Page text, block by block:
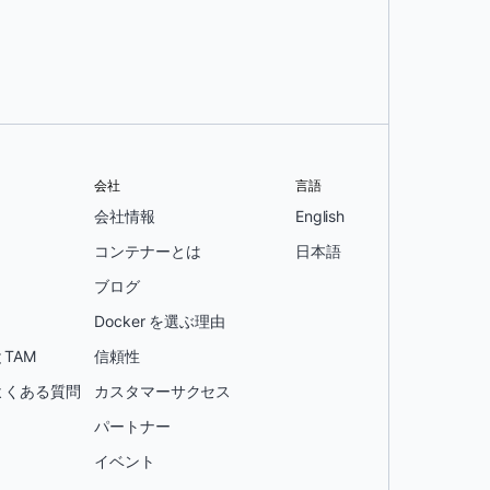
TAM
ある質問
会社
会社情報
コンテナーとは
ブログ
Docker を選ぶ理由
信頼性
カスタマーサクセス
パートナー
イベント
言語
English
日本語